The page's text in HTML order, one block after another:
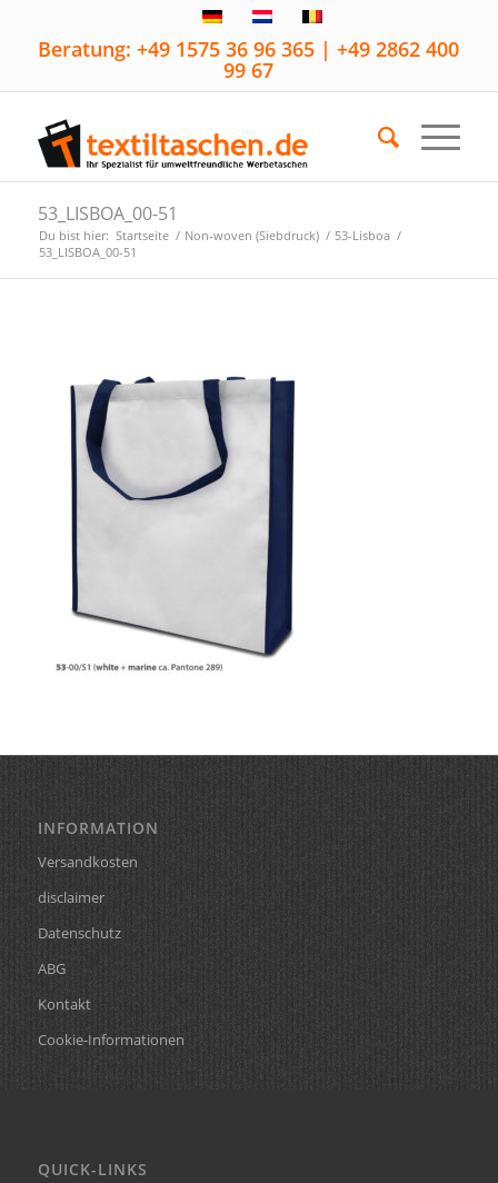
Beratung: +49 1575 36 96 365 | +49 2862 400
99 67
53_LISBOA_00-51
Du bist hier: Startseite / Non-woven (Siebdruck) / 53-Lisboa /
53_LISBOA_00-51
INFORMATION
Versandkosten
disclaimer
Datenschutz
ABG
Kontakt
Cookie-Informationen
QUICK-LINKS